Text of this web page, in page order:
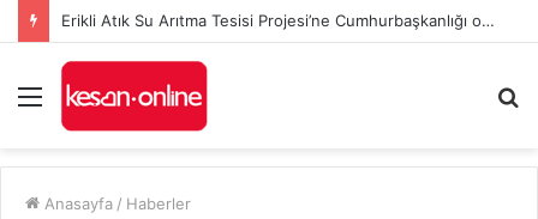
Erikli Atık Su Arıtma Tesisi Projesi’ne Cumhurbaşkanlığı onayı
Menü
...
Anasayfa / Haberler